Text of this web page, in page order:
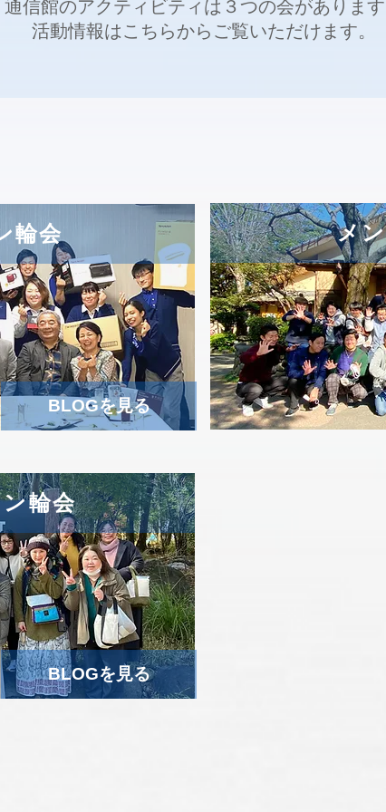
通信館のアクティビティは３つの会があります
活動情報はこちらからご覧いただけます。
輪会
BLOGを見る
メ
輪会
BLOGを見る